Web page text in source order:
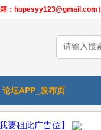
：hopesyy123@gmail.com）
论坛APP_发布页
我要租此广告位】